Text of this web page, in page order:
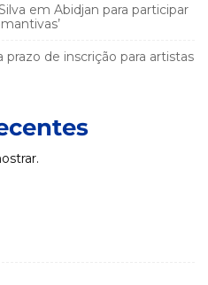
em Abidjan para participar
de inscrição para artistas